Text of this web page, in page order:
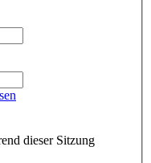
dieser Sitzung